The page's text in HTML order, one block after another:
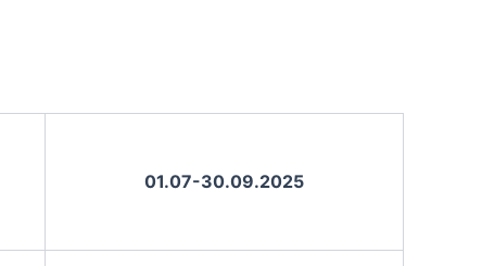
01.07-30.09.2025